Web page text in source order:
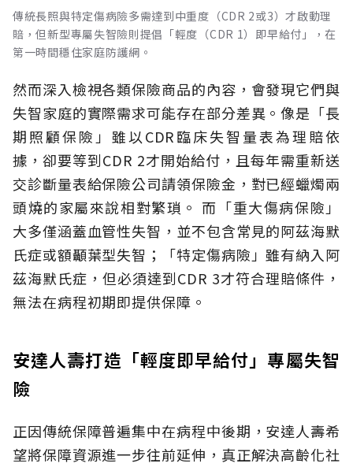
傳統長照與特定傷病險多需達到中重度（CDR 2或3）才啟動理
賠，但新型專屬失智險則提倡「輕度（CDR 1）即早給付」，在
第一時間穩住家庭防護網。
然而深入檢視各類保險商品的內容，會發現它們與
失智家庭的實際需求可能存在部分差異。像是「長
期照顧保險」雖以CDR臨床失智量表為理賠依
據，卻要等到CDR 2才開始給付，且每年需重新送
交診斷量表給保險公司請領保險金，對已經蠟燭兩
頭燒的家屬來說相對繁瑣。 而「重大傷病保險」
大多僅涵蓋血管性失智，並不包含常見的阿茲海默
氏症或額顳葉型失智；「特定傷病險」雖有納入阿
茲海默氏症，但必須達到CDR 3才符合理賠條件，
無法在病程初期即提供保障。
安達人壽打造「輕度即早給付」專屬失智
險
正因傳統保障普遍集中在病程中後期，安達人壽希
望將保障資源進一步往前延伸，真正解決高齡化社